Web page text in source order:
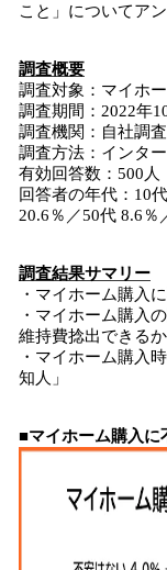
こと」についてア
調査概要
調査対象：マイホ
調査期間：2022年
調査機関：自社調査
調査方法：インタ
有効回答数：500人
回答者の年代：10
20.6％／50代 8.6％
調査結果サマリー
・マイホーム購入
・マイホーム購入
維持費捻出できるか
・マイホーム購入
知人」
■マイホーム購入に